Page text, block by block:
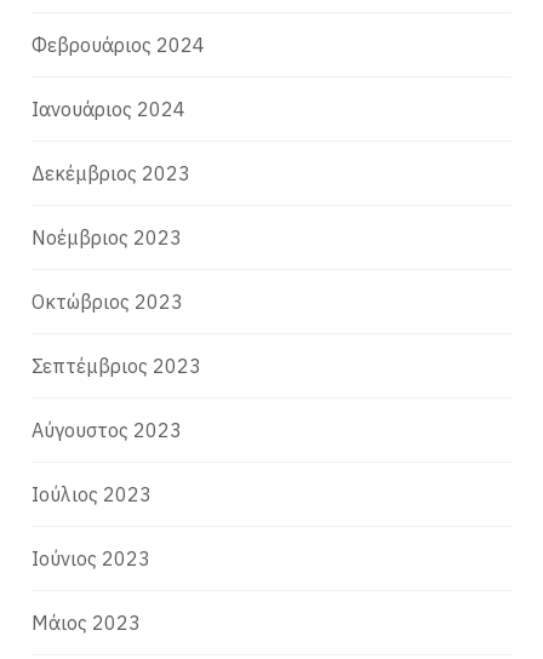
Φεβρουάριος 2024
Ιανουάριος 2024
Δεκέμβριος 2023
Νοέμβριος 2023
Οκτώβριος 2023
Σεπτέμβριος 2023
Αύγουστος 2023
Ιούλιος 2023
Ιούνιος 2023
Μάιος 2023